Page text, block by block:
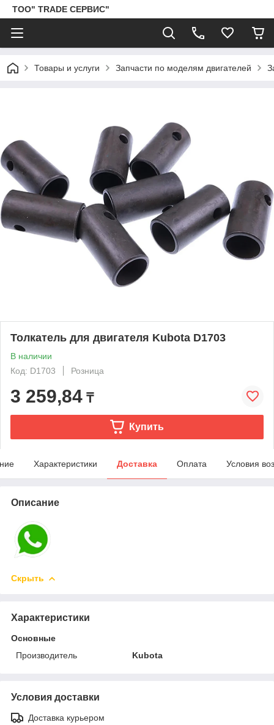
ТОО" TRADE СЕРВИС"
Товары и услуги Запчасти по моделям двигателей
Толкатель для двигателя Kubota D1703
В наличии
Код: D1703
Розница
3 259,84 ₸
Купить
Характеристики Доставка Оплата Условия
Описание
Скрыть
Характеристики
Основные
Производитель
Kubota
Условия доставки
Доставка курьером